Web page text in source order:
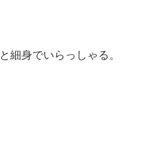
細身でいらっしゃる。